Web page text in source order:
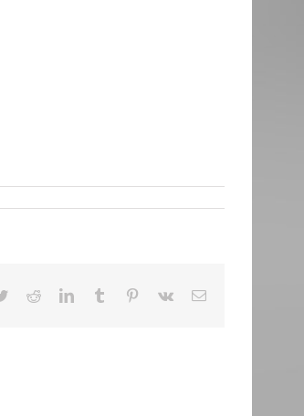
TwitterRedditLinkedInTumblr Pinterest
Vk Email